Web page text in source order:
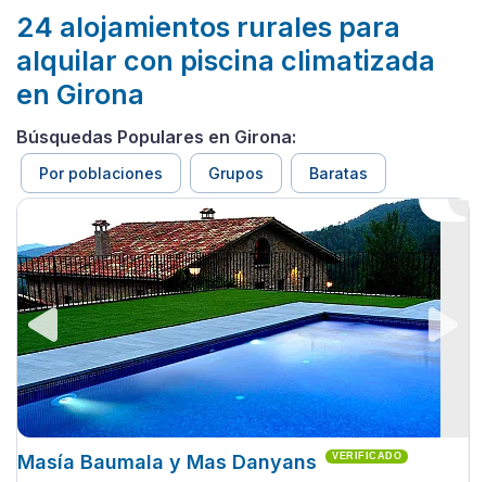
24 alojamientos rurales para
alquilar con piscina climatizada
en Girona
Búsquedas Populares en Girona:
Por poblaciones Grupos Baratas
Masía Baumala y Mas Danyans VERIFICADO